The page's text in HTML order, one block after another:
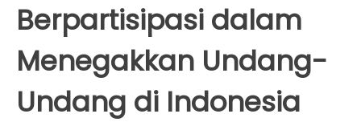
Berpartisipasi dalam
Menegakkan Undang-
Undang di Indonesia